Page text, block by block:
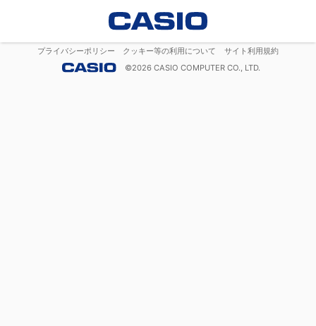
プライバシーポリシー クッキー等の利用について
サイト利用規約
©2026 CASIO COMPUTER CO., LTD.